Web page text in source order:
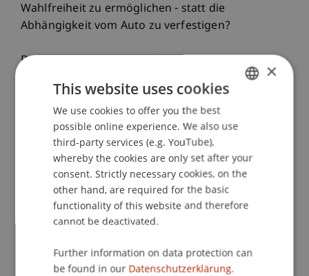
Wahlfreiheit zu ermöglichen - statt die
Abhängigkeit vom Auto zu verfestigen?
Das Symposium fördert den Dialog zwischen
evidenzbasierte Impulse für eine gerechtere
Mobilität in Zeiten sozialer, ökologischer und
räumlicher Ungleichheit setzen. Beiträge aus
Forschung, Planung und Lehre geben Einblicke in
aktuelle Studien zur Nutzungsmischung,
diskutieren neue Modelle vernetzter
Siedlungsstrukturen und beleuchten kritisch die
bestehende Raum- und Verkehrspolitik. Die
Forschungsprojekts zur Vitalität von Siedlungen
im Agglomerationsraum-Werdenberg-
ENGLISH
×
This website uses cookies
We use cookies to offer you the best
possible online experience. We also use
third-party services (e.g. YouTube),
whereby the cookies are only set after your
consent. Strictly necessary cookies, on the
other hand, are required for the basic
functionality of this website and therefore
cannot be deactivated.
Further information on data protection can
be found in our Datenschutzerklärung.